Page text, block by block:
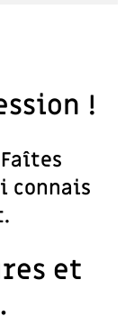
!
connais
et